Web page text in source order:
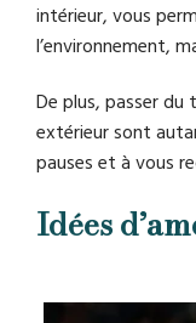
intérieur, vous
l’environnement,
De plus, passer
extérieur sont
pauses et à vous
Idées